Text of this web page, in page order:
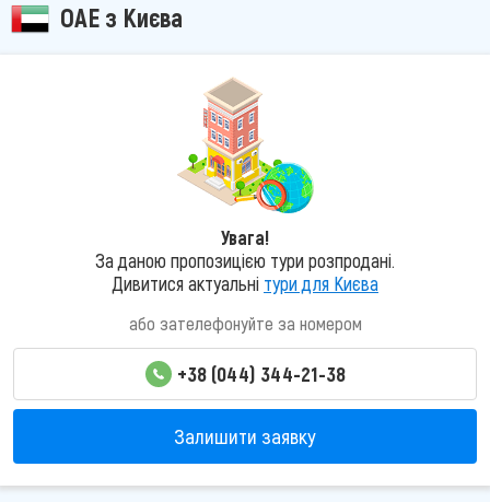
ОАЕ з Києва
Увага!
За даною пропозицією тури розпродані.
Дивитися актуальні тури для Києва
або зателефонуйте за номером
+38 (044) 344-21-38
Залишити заявку